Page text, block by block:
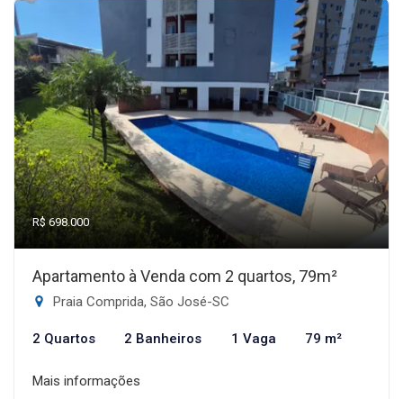
R$ 698.000
Apartamento à Venda com 2 quartos, 79m²
Praia Comprida, São José-SC
2 Quartos 2 Banheiros 1 Vaga 79 m²
Mais informações